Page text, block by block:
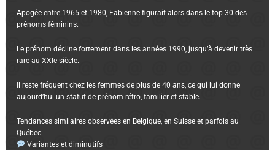
Apogée entre 1965 et 1980, Fabienne figurait alors dans le top 30 des
prénoms féminins.
Le prénom décline fortement dans les années 1990, jusqu’à devenir très
rare au XXIe siècle.
Il reste fréquent chez les femmes de plus de 40 ans, ce qui lui donne
aujourd’hui un statut de prénom rétro, familier et stable.
Tendances similaires observées en Belgique, en Suisse et parfois au
Québec.
Variantes et diminutifs